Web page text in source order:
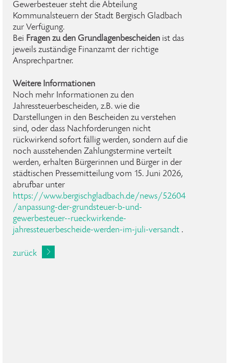
Gewerbesteuer steht die Abteilung
Kommunalsteuern der Stadt Bergisch Gladbach
zur Verfügung.
Bei Fragen zu den Grundlagenbescheiden ist das
jeweils zuständige Finanzamt der richtige
Ansprechpartner.
Weitere Informationen
Noch mehr Informationen zu den
Jahressteuerbescheiden, z.B. wie die
Darstellungen in den Bescheiden zu verstehen
sind, oder dass Nachforderungen nicht
rückwirkend sofort fällig werden, sondern auf die
noch ausstehenden Zahlungstermine verteilt
werden, erhalten Bürgerinnen und Bürger in der
städtischen Pressemitteilung vom 15. Juni 2026,
abrufbar unter
https://www.bergischgladbach.de/news/52604
/anpassung-der-grundsteuer-b-und-
gewerbesteuer--rueckwirkende-
jahressteuerbescheide-werden-im-juli-versandt .
zurück